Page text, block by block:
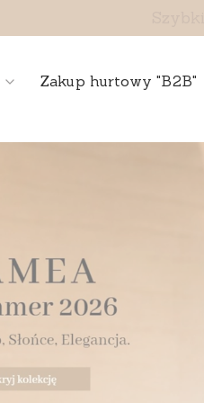
Zakup hurtowy "B2B"